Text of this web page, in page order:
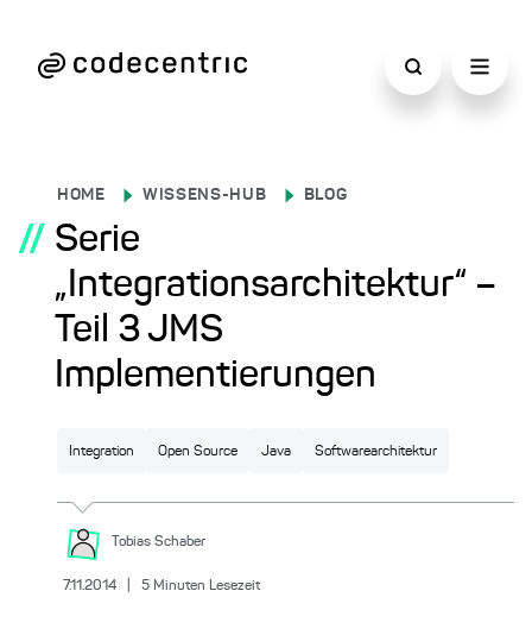
HOME WISSENS-HUB BLOG
// Serie
„Integrationsarchitektur“ –
Teil 3 JMS
Implementierungen
Integration Open Source Java Softwarearchitektur
Tobias Schaber
7.11.2014 5 Minuten Lesezeit